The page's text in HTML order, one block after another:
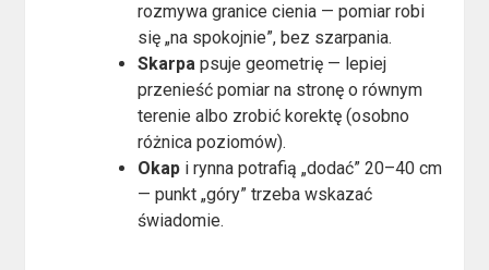
rozmywa granice cienia — pomiar robi
się „na spokojnie”, bez szarpania.
Skarpa psuje geometrię — lepiej
przenieść pomiar na stronę o równym
terenie albo zrobić korektę (osobno
różnica poziomów).
Okap i rynna potrafią „dodać” 20–40 cm
— punkt „góry” trzeba wskazać
świadomie.